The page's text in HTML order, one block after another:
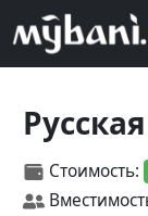
Стоимость: